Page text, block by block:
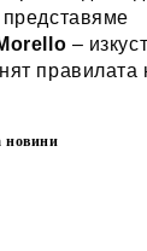
–
правилата
новини